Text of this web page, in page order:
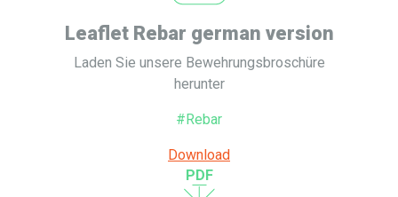
Leaflet Rebar german version
Laden Sie unsere Bewehrungsbroschüre
herunter
#Rebar
Download
PDF